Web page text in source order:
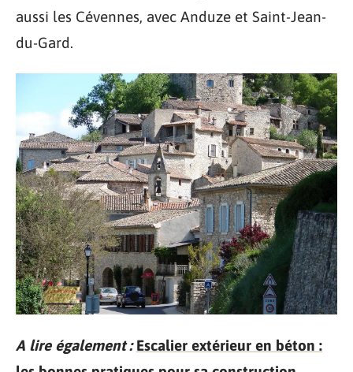
aussi les Cévennes, avec Anduze et Saint-Jean-
du-Gard.
A lire également : Escalier extérieur en béton :